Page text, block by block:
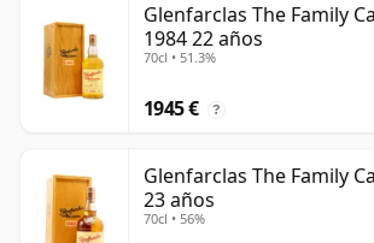
Glenfarclas The Family
1984 22 años
70cl • 51.3%
1945 € ?
Glenfarclas The Family
23 años
70cl • 56%